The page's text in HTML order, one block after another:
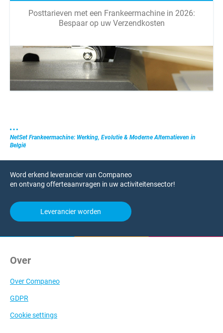
Posttarieven met een Frankeermachine in 2026:
Bespaar op uw Verzendkosten
NetSet Frankeermachine: Werking, Evolutie & Moderne Alternatieven in
België
Word erkend leverancier van Companeo
en ontvang offerteaanvragen in uw activiteitensector!
Leverancier worden
Over
Over Companeo
GDPR
Cookie settings